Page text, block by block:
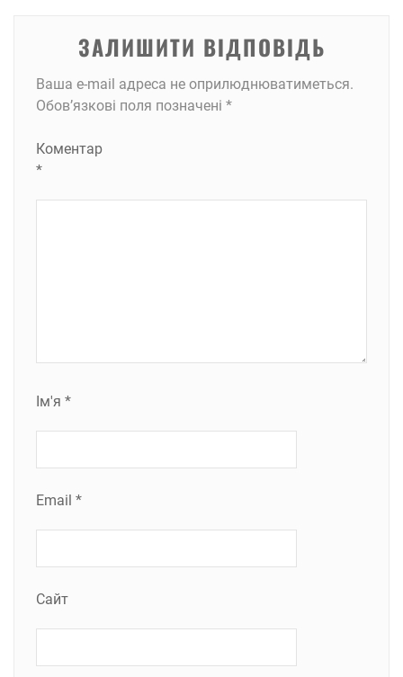
ЗАЛИШИТИ ВІДПОВІДЬ
Ваша e-mail адреса не оприлюднюватиметься.
Обов’язкові поля позначені *
Коментар
*
Ім'я *
Email *
Сайт